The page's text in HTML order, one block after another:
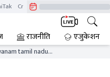
CrimeTak
राजनीति एजुकेशन
tamil nadu